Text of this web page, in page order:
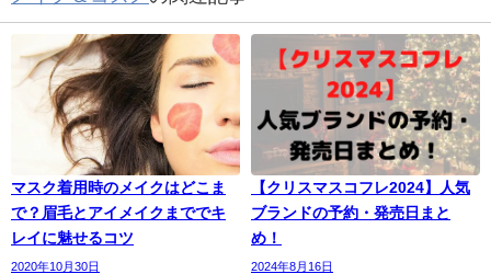
マスク着用時のメイクはどこま
で？眉毛とアイメイクまででキ
レイに魅せるコツ
2020年10月30日
【クリスマスコフレ2024】人気
ブランドの予約・発売日まと
め！
2024年8月16日